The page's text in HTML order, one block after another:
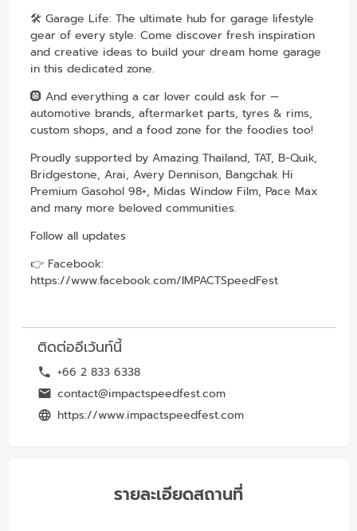
🛠️ Garage Life: The ultimate hub for garage lifestyle
gear of every style. Come discover fresh inspiration
and creative ideas to build your dream home garage
in this dedicated zone.
🛞 And everything a car lover could ask for —
automotive brands, aftermarket parts, tyres & rims,
custom shops, and a food zone for the foodies too!
Proudly supported by Amazing Thailand, TAT, B-Quik,
Bridgestone, Arai, Avery Dennison, Bangchak Hi
Premium Gasohol 98+, Midas Window Film, Pace Max
and many more beloved communities.
Follow all updates
👉 Facebook:
https://www.facebook.com/IMPACTSpeedFest
ติดต่ออีเว้นท์นี้
+66 2 833 6338
contact@impactspeedfest.com
https://www.impactspeedfest.com
รายละเอียดสถานที่